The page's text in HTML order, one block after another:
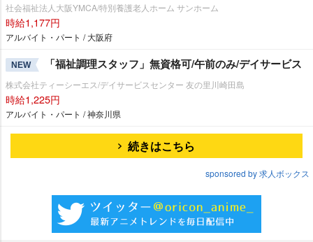
社会福祉法人大阪YMCA/特別養護老人ホーム サンホーム
時給1,177円
アルバイト・パート / 大阪府
NEW 「福祉調理スタッフ」無資格可/午前のみ/デイサービス
株式会社ティーシーエス/デイサービスセンター 友の里川崎田島
時給1,225円
アルバイト・パート / 神奈川県
続きはこちら
sponsored by 求人ボックス